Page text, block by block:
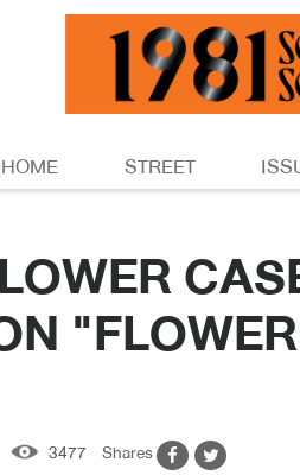
HOME STREET
3477 Shares